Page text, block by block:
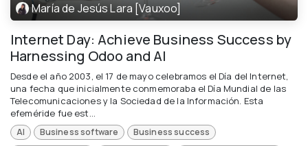
María de Jesús Lara [Vauxoo]
Internet Day: Achieve Business Success by
Harnessing Odoo and AI
Desde el año 2003, el 17 de mayo celebramos el Día del Internet,
una fecha que inicialmente conmemoraba el Día Mundial de las
Telecomunicaciones y la Sociedad de la Información. Esta
efeméride fue est...
AI Business software
Business success